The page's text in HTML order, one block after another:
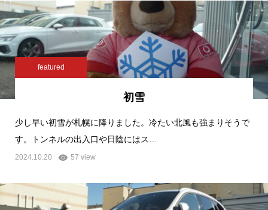
featured
初雪
少し早い初雪が札幌に降りました。冷たい北風も強まりそうで
す。トンネルの出入口や日陰にはス…
2024.10.20 57 view